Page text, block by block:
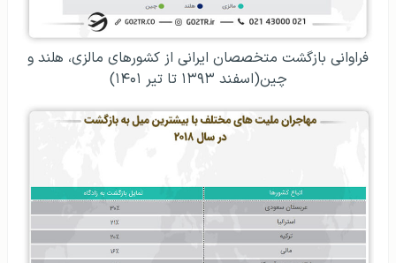
فراوانی بازگشت متخصصان ایرانی از کشورهای مالزی، هلند و
چین(اسفند ۱۳۹۳ تا تیر ۱۴۰۱)